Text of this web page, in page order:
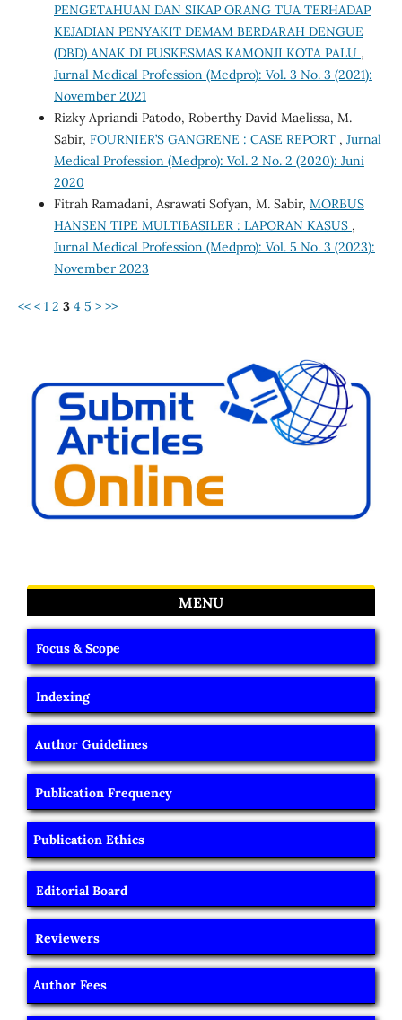
PENGETAHUAN DAN SIKAP ORANG TUA TERHADAP
KEJADIAN PENYAKIT DEMAM BERDARAH DENGUE
(DBD) ANAK DI PUSKESMAS KAMONJI KOTA PALU ,
Jurnal Medical Profession (Medpro): Vol. 3 No. 3 (2021):
November 2021
Rizky Apriandi Patodo, Roberthy David Maelissa, M.
Sabir, FOURNIER’S GANGRENE : CASE REPORT , Jurnal
Medical Profession (Medpro): Vol. 2 No. 2 (2020): Juni
2020
Fitrah Ramadani, Asrawati Sofyan, M. Sabir, MORBUS
HANSEN TIPE MULTIBASILER : LAPORAN KASUS ,
Jurnal Medical Profession (Medpro): Vol. 5 No. 3 (2023):
November 2023
<< < 1 2 3 4 5 > >>
MENU
Focus & Scope
Indexing
Author Guidelines
Publication Frequency
Publication Ethics
Editorial Board
Reviewers
Author Fees